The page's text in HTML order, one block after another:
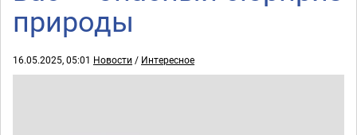
природы
16.05.2025, 05:01 Новости / Интересное